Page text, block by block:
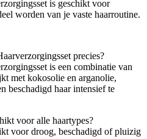
is geschikt voor
worden van je vaste haarroutine.
precies?
is een combinatie van
met kokosolie en arganolie,
beschadigd haar intensief te
voor alle haartypes?
voor droog, beschadigd of pluizig